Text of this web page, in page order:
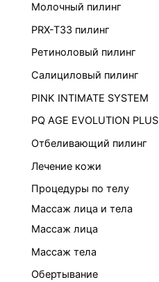
Молочный пилинг
PRX-T33 пилинг
Ретиноловый пилинг
Салициловый пилинг
PINK INTIMATE SYSTEM
PQ AGE EVOLUTION PLUS
Отбеливающий пилинг
Лечение кожи
Процедуры по телу
Массаж лица и тела
Массаж лица
Массаж тела
Обертывание